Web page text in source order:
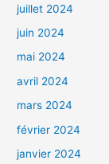
juillet 2024
juin 2024
mai 2024
avril 2024
mars 2024
février 2024
janvier 2024